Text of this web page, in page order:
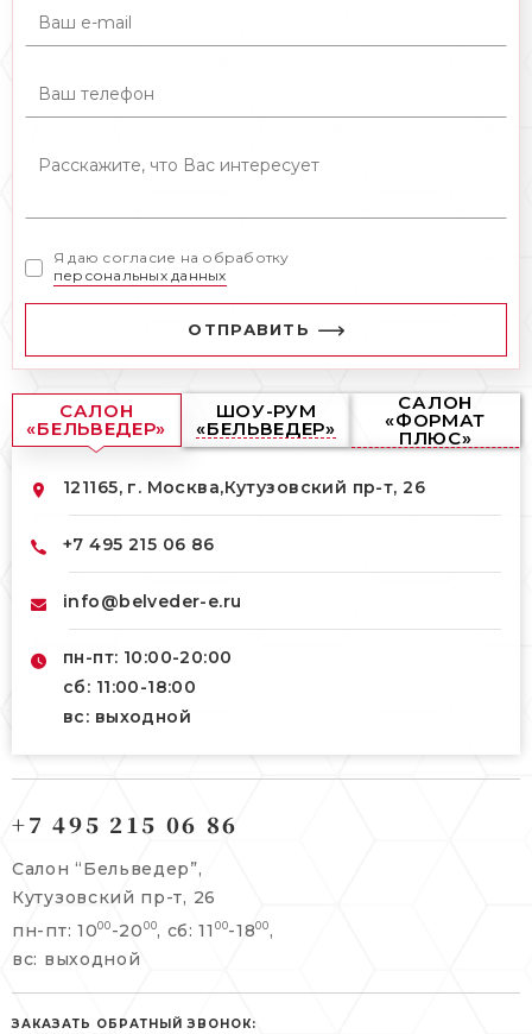
Я даю согласие на обработку
персональных данных
ОТПРАВИТЬ
САЛОН
«БЕЛЬВЕДЕР»
ШОУ-РУМ
«БЕЛЬВЕДЕР»
САЛОН
«ФОРМАТ
ПЛЮС»
121165, г. Москва,Кутузовский пр-т, 26
+7 495 215 06 86
info@belveder-e.ru
пн-пт: 10:00-20:00
сб: 11:00-18:00
вс: выходной
info@belveder-e.ru
пн-пт: 10:00-20:00
сб, вс: выходной
Берсеневский переулок, 3/10с7
+7 495 477 45 43
info@belveder-e.ru
пн-пт: 10:00-19:00
сб: выходной
+7 495 215 06 86
Салон “Бельведер”,
Кутузовский пр-т, 26
пн-пт: 1000 -20 00, сб: 11 00-1800 ,
вс: выходной
ЗАКАЗАТЬ ОБРАТНЫЙ ЗВОНОК: